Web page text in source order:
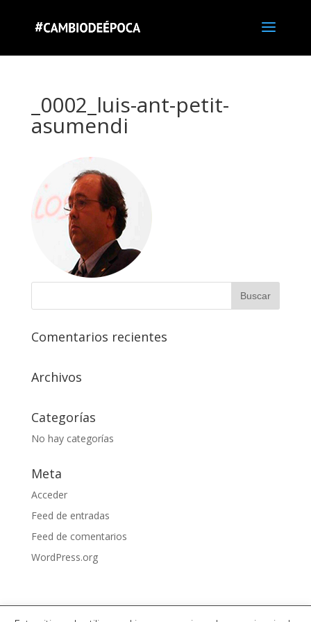
_0002_luis-ant-petit-
asumendi
Comentarios recientes
Archivos
Categorías
No hay categorías
Meta
Acceder
Feed de entradas
Feed de comentarios
WordPress.org